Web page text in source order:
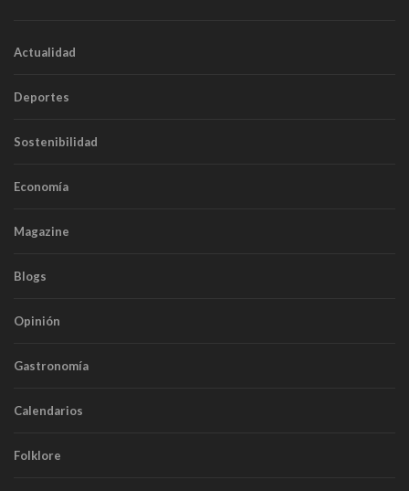
Actualidad
Deportes
Sostenibilidad
Economía
Magazine
Blogs
Opinión
Gastronomía
Calendarios
Folklore